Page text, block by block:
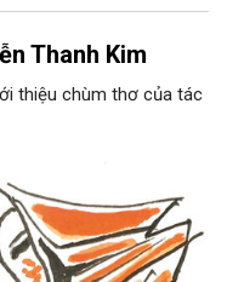
Thanh Kim
thiệu chùm thơ của tác